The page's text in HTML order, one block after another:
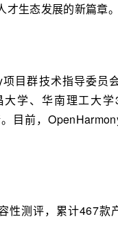
才生态发展的新篇章
目群技术指导委员
学、华南理工大学
目前，
性测评，累计467款